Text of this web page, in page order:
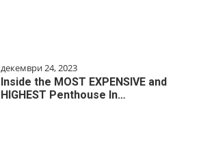
декември 24, 2023
Inside the MOST EXPENSIVE and
HIGHEST Penthouse In…